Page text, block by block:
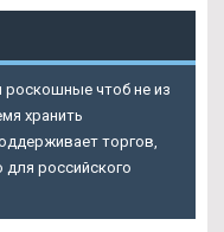
роскошные чтоб не из
хранить
торгов,
российского